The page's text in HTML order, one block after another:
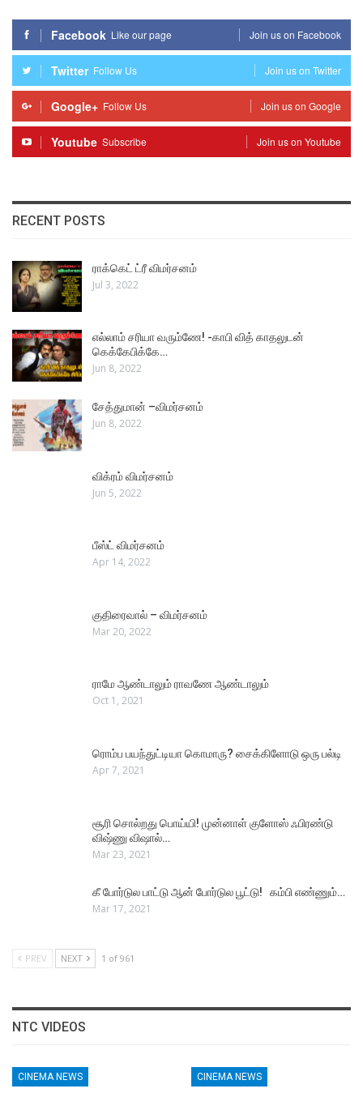
Facebook Like our page Join us on Facebook
Twitter Follow Us Join us on Twitter
Google+ Follow Us Join us on Google
Youtube Subscribe Join us on Youtube
RECENT POSTS
ராக்கெட் ட்ரீ விமர்சனம்
Jul 3, 2022
எல்லாம் சரியா வரும்ணே! -காபி வித் காதலுடன்
கெக்கேபிக்கே…
Jun 8, 2022
சேத்துமான் –விமர்சனம்
Jun 8, 2022
விக்ரம் விமர்சனம்
Jun 5, 2022
பீஸ்ட் விமர்சனம்
Apr 14, 2022
குதிரைவால் – விமர்சனம்
Mar 20, 2022
ராமே ஆண்டாலும் ராவணே ஆண்டாலும்
Oct 1, 2021
ரொம்ப பயந்துட்டியா கொமாரு? சைக்கிளோடு ஒரு பல்டி
Apr 7, 2021
சூரி சொல்றது பொய்யி! முன்னாள் குளோஸ் ஃபிரண்டு
விஷ்ணு விஷால்…
Mar 23, 2021
கீ போர்டுல பாட்டு ஆன் போர்டுல பூட்டு! கம்பி எண்ணும்…
Mar 17, 2021
PREV NEXT 1 of 961
NTC VIDEOS
CINEMA NEWS CINEMA NEWS